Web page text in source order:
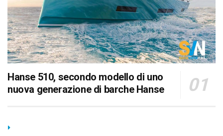
Hanse 510, secondo modello di uno
nuova generazione di barche Hanse